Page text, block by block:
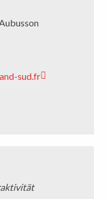
sud.fr